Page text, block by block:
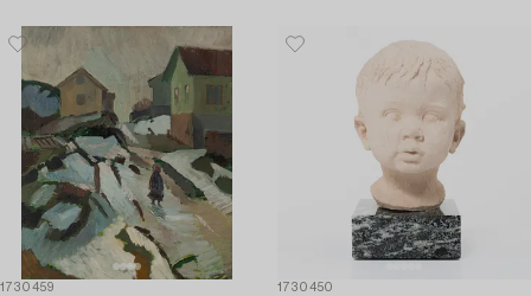
1730459 1730450